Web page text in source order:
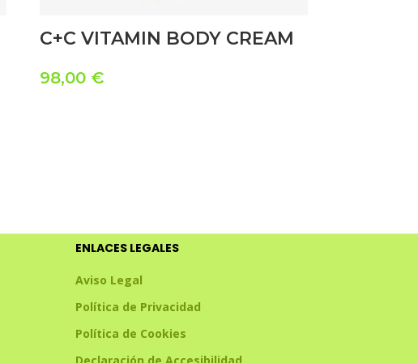
C+C VITAMIN BODY CREAM
98,00 €
ENLACES LEGALES
Aviso Legal
Política de Privacidad
Política de Cookies